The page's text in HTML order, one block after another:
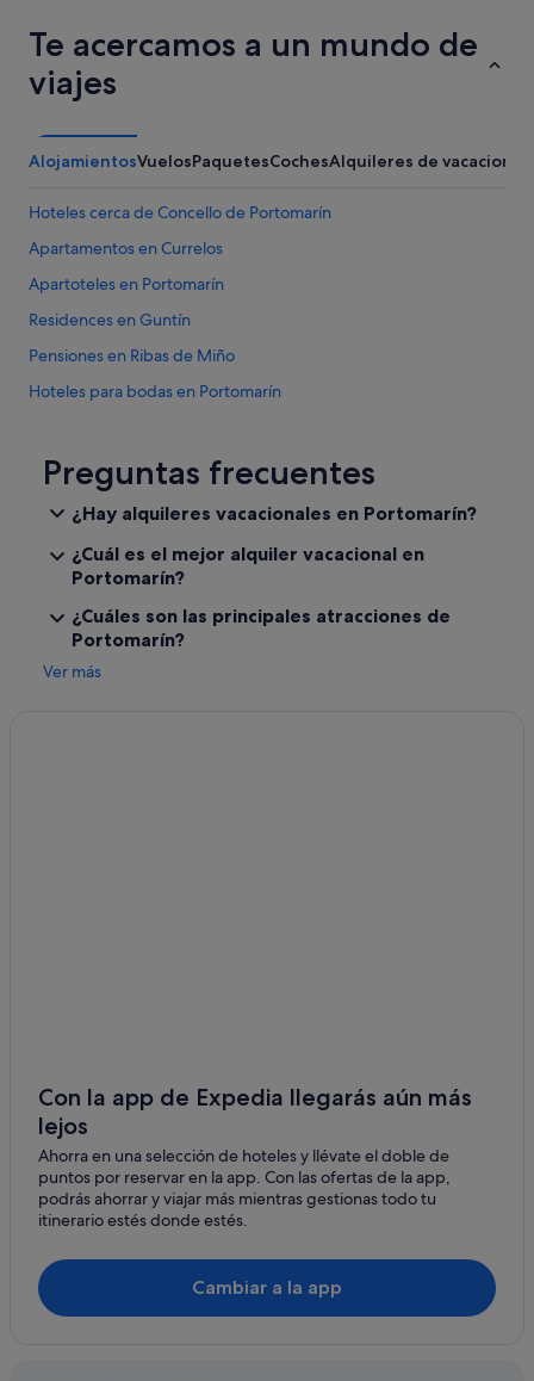
Te acercamos a un mundo de
viajes
AlojamientosVuelosPaquetesCochesAlquileres de vacaciones
Hoteles cerca de Concello de Portomarín
Apartamentos en Currelos
Apartoteles en Portomarín
Residences en Guntín
Pensiones en Ribas de Miño
Hoteles para bodas en Portomarín
Hoteles de 4 estrellas en Currelos
Hoteles de 4 estrellas en Portomarín
Albergues en Biville
Villameá hoteles
Hoteles cerca de Iglesia de San Nicolás de Portomarín
Hoteles con piscina en Portomarín
Nabas hoteles
Hoteles de 5 estrellas en Sabenche
Bedro hoteles
Pensiones en Ferreira
Pensiones en Portomarín
Preguntas frecuentes
¿Hay alquileres vacacionales en Portomarín?
¿Cuál es el mejor alquiler vacacional en
Portomarín?
¿Cuáles son las principales atracciones de
Portomarín?
Ver más
Con la app de Expedia llegarás aún más
lejos
Ahorra en una selección de hoteles y llévate el doble de
puntos por reservar en la app. Con las ofertas de la app,
podrás ahorrar y viajar más mientras gestionas todo tu
itinerario estés donde estés.
Cambiar a la app